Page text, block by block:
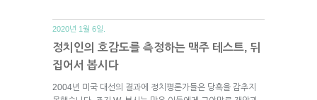
2020년 1월 6일.
정치인의 호감도를 측정하는 맥주 테스트, 뒤
집어서 봅시다
2004년 미국 대선의 결과에 정치평론가들은 당혹을 감추지